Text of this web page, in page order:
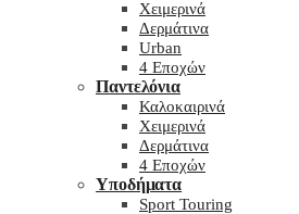
Χειμερινά
Δερμάτινα
Urban
4 Εποχών
Παντελόνια
Καλοκαιρινά
Χειμερινά
Δερμάτινα
4 Εποχών
Υποδήματα
Sport Touring